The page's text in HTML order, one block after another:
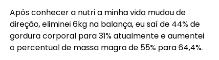
Após conhecer a nutri a minha vida mudou de
direção, eliminei 6kg na balança, eu saí de 44% de
gordura corporal para 31% atualmente e aumentei
o percentual de massa magra de 55% para 64,4%.